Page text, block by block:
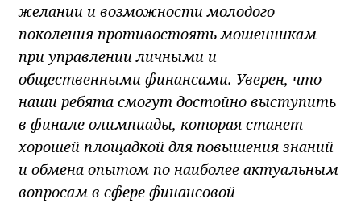
желании и возможности молодого
поколения противостоять мошенникам
при управлении личными и
общественными финансами. Уверен, что
наши ребята смогут достойно выступить
в финале олимпиады, которая станет
хорошей площадкой для повышения знаний
и обмена опытом по наиболее актуальным
вопросам в сфере финансовой